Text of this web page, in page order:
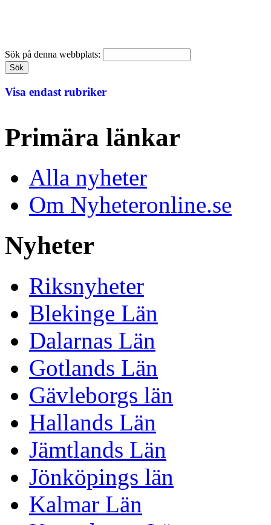
Sök på denna webbplats:
Visa endast rubriker
Primära länkar
Alla nyheter
Om Nyheteronline.se
Nyheter
Riksnyheter
Blekinge Län
Dalarnas Län
Gotlands Län
Gävleborgs län
Hallands Län
Jämtlands Län
Jönköpings län
Kalmar Län